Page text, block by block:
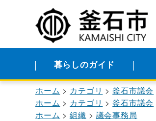
暮らしのガイド
ホーム カテゴリ 釜石市議会
ホーム
カテゴリ 釜石市議会
ホーム
組織 議会事務局